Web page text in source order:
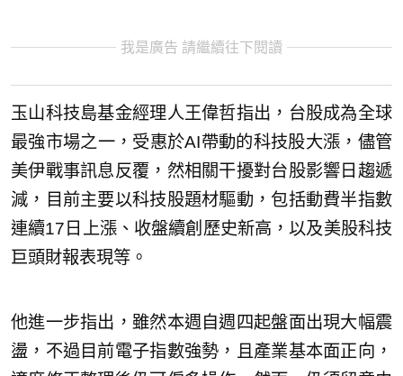
我是廣告 請繼續往下閱讀
玉山科技島基金經理人王偉哲指出，台股成為全球
最強市場之一，受惠於AI帶動的科技股大漲，儘管
美伊戰事訊息反覆，然相關干擾對台股影響日趨遞
減，目前主要以科技股題材驅動，包括動費半指數
連續17日上漲、收盤續創歷史新高，以及美股科技
巨頭財報表現等。
他進一步指出，雖然本週自週四起盤面出現大幅震
盪，不過目前電子指數強勢，且產業基本面正向，